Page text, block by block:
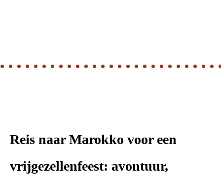
Reis naar Marokko voor een
vrijgezellenfeest: avontuur,